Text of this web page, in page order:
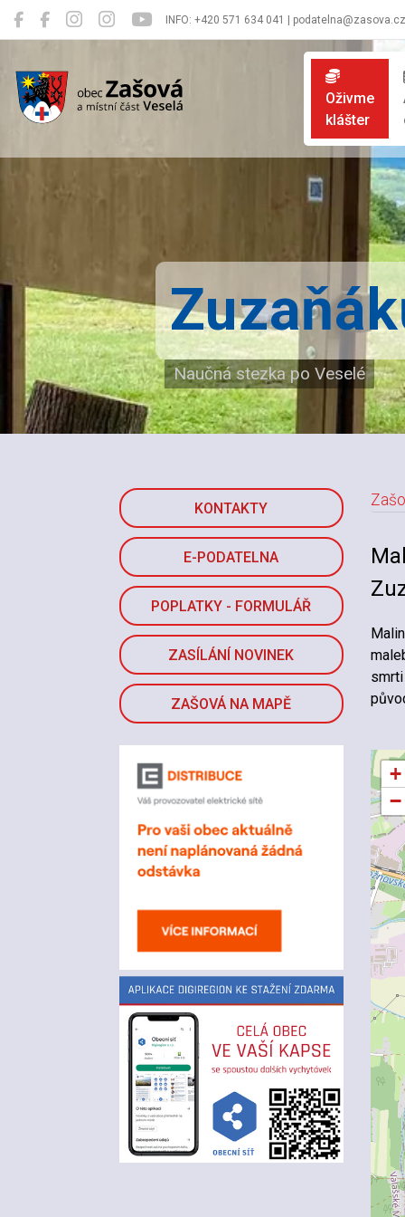
INFO: +420 571 634 041 | podatelna@zasova.cz
Zašová
Oživme
klášter
Naučná stezka po Veselé
KONTAKTY
E-PODATELNA
POPLATKY - FORMULÁŘ
ZASÍLÁNÍ NOVINEK
ZAŠOVÁ NA MAPĚ
+
−